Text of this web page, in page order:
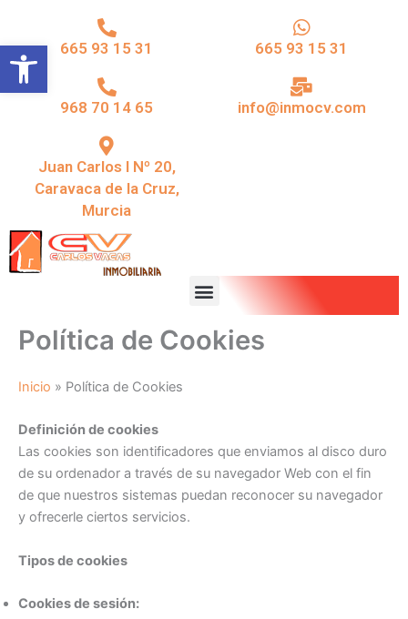
Abrir barra de herramientas
contenido665 93 15 31 665 93 15 31
968 70 14 65 info@inmocv.com
Juan Carlos I Nº 20,
Caravaca de la Cruz,
Murcia
Menu
Política de Cookies
Inicio » Política de Cookies
Definición de cookies
Las cookies son identificadores que enviamos al disco duro
de su ordenador a través de su navegador Web con el fin
de que nuestros sistemas puedan reconocer su navegador
y ofrecerle ciertos servicios.
Tipos de cookies
Cookies de sesión: